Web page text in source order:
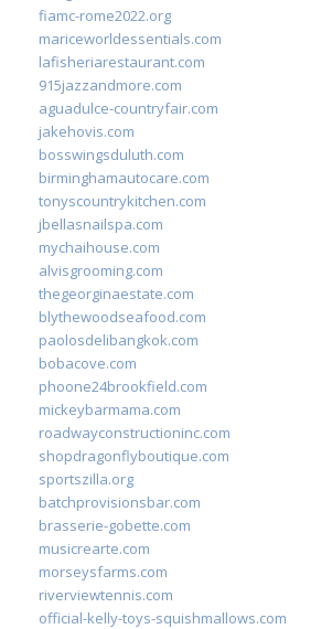
fiamc-rome2022.org
mariceworldessentials.com
lafisheriarestaurant.com
915jazzandmore.com
aguadulce-countryfair.com
jakehovis.com
bosswingsduluth.com
birminghamautocare.com
tonyscountrykitchen.com
jbellasnailspa.com
mychaihouse.com
alvisgrooming.com
thegeorginaestate.com
blythewoodseafood.com
paolosdelibangkok.com
bobacove.com
phoone24brookfield.com
mickeybarmama.com
roadwayconstructioninc.com
shopdragonflyboutique.com
sportszilla.org
batchprovisionsbar.com
brasserie-gobette.com
musicrearte.com
morseysfarms.com
riverviewtennis.com
official-kelly-toys-squishmallows.com